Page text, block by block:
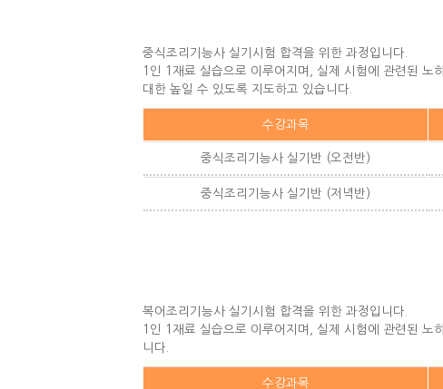
중식조리기능사 실기시험 합격을 위한 과정입니다.
1인 1재료 실습으로 이루어지며, 실제 시험에 관련된 노
대한 높일 수 있도록 지도하고 있습니다.
수강과목
중식조리기능사 실기반 (오전반)
중식조리기능사 실기반 (저녁반)
복어조리기능사 실기시험 합격을 위한 과정입니다.
1인 1재료 실습으로 이루어지며, 실제 시험에 관련된 노
니다.
수강과목